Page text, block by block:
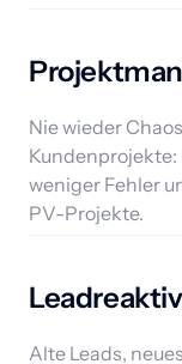
Nie wieder
Kundenprojekte:
weniger Fehler
Alte Leads,